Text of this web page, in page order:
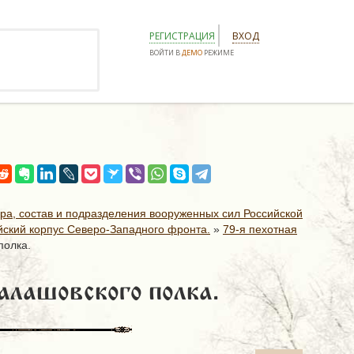
РЕГИСТРАЦИЯ ВХОД
ВОЙТИ ВДЕМО РЕЖИМЕ
состав и подразделения вооруженных сил Российской
корпус Северо-Западного фронта. » 79-я пехотная
полка.